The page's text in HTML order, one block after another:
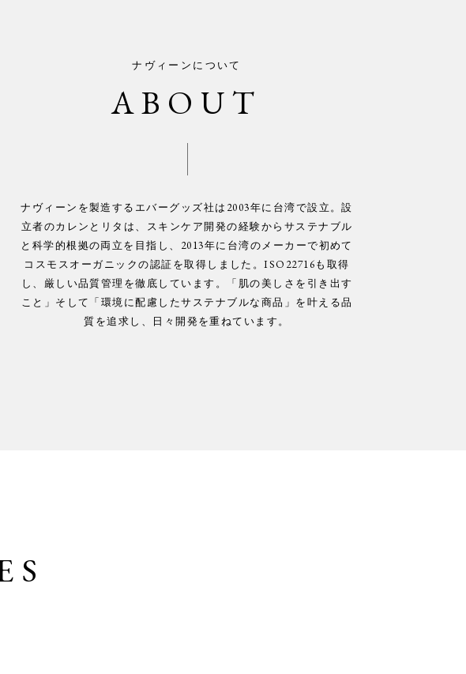
ナヴィーンについて
ABOUT
ナヴィーンを製造するエバーグッズ社は2003年に台湾で設立。設
立者のカレンとリタは、スキンケア開発の経験からサステナブル
と科学的根拠の両立を目指し、2013年に台湾のメーカーで初めて
コスモスオーガニックの認証を取得しました。ISO22716も取得
し、厳しい品質管理を徹底しています。「肌の美しさを引き出す
こと」そして「環境に配慮したサステナブルな商品」を叶える品
質を追求し、日々開発を重ねています。